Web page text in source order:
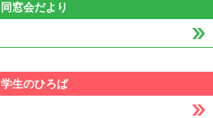
同窓会だより
学生のひろば